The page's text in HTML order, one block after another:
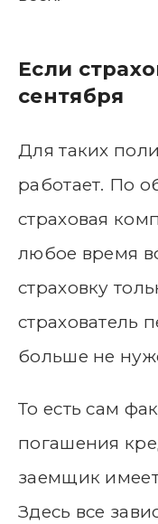
Если
сентября
Для таких
работает. По
страховая
любое время
страховку
страхователь
больше не
То есть сам
погашения
заемщик
Здесь все